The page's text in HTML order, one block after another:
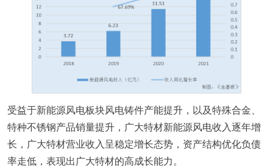
受益于新能源风电板块风电铸件产能提升，以及特殊合金、
特种不锈钢产品销量提升，广大特材新能源风电收入逐年增
长，广大特材营业收入呈稳定增长态势，资产结构优化负债
率走低，表现出广大特材的高成长能力。